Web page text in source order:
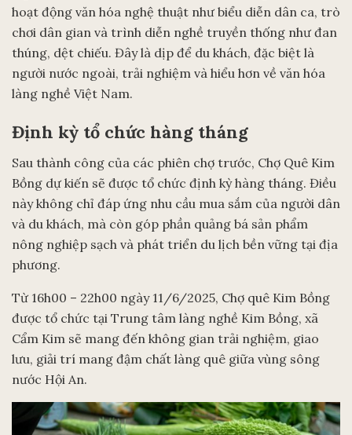
hoạt động văn hóa nghệ thuật như biểu diễn dân ca, trò
chơi dân gian và trình diễn nghề truyền thống như đan
thúng, dệt chiếu. Đây là dịp để du khách, đặc biệt là
người nước ngoài, trải nghiệm và hiểu hơn về văn hóa
làng nghề Việt Nam.
Định kỳ tổ chức hàng tháng
Sau thành công của các phiên chợ trước, Chợ Quê Kim
Bồng dự kiến sẽ được tổ chức định kỳ hàng tháng. Điều
này không chỉ đáp ứng nhu cầu mua sắm của người dân
và du khách, mà còn góp phần quảng bá sản phẩm
nông nghiệp sạch và phát triển du lịch bền vững tại địa
phương.
Từ 16h00 – 22h00 ngày 11/6/2025, Chợ quê Kim Bồng
được tổ chức tại Trung tâm làng nghề Kim Bồng, xã
Cẩm Kim sẽ mang đến không gian trải nghiệm, giao
lưu, giải trí mang đậm chất làng quê giữa vùng sông
nước Hội An.